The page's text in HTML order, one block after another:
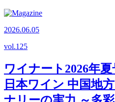
2026.06.05
vol.125
ワイナート2026年夏
日本ワイン 中国地